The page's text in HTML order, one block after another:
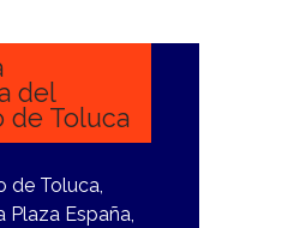
del
de Toluca
de Toluca,
Plaza España,